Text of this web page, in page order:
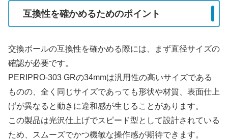
互換性を確かめるためのポイント
交換ボールの互換性を確かめる際には、まず直径サイズの
確認が必要です。
PERIPRO-303 GRの34mmは汎用性の高いサイズである
ものの、全く同じサイズであっても形状や材質、表面仕上
げが異なると動きに違和感が生じることがあります。
この製品は光沢仕上げでスピード型として設計されている
ため、スムーズでかつ機敏な操作感が期待できます。